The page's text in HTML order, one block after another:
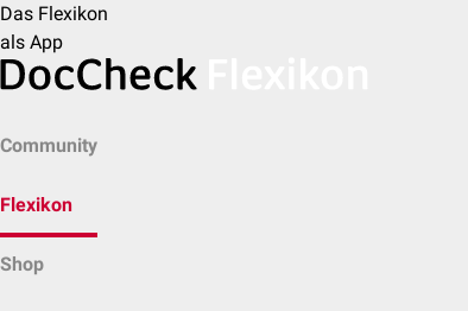
Das Flexikon
als App
Community
Flexikon
Shop